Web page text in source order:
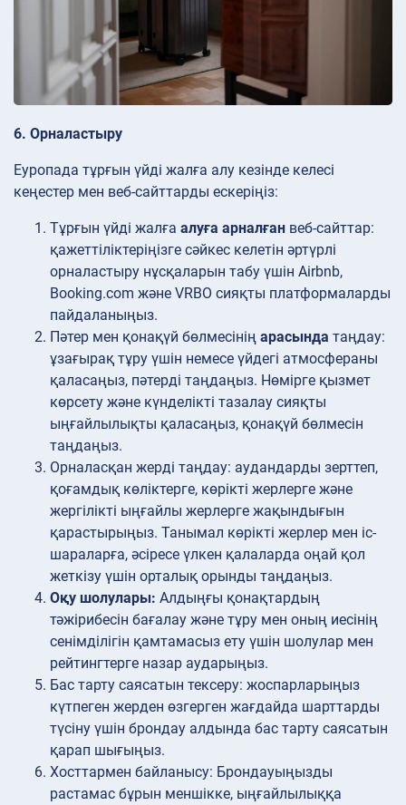
6. Орналастыру
Еуропада тұрғын үйді жалға алу кезінде келесі
кеңестер мен веб-сайттарды ескеріңіз:
Тұрғын үйді жалға алуға арналған веб-сайттар:
қажеттіліктеріңізге сәйкес келетін әртүрлі
орналастыру нұсқаларын табу үшін Airbnb,
Booking.com және VRBO сияқты платформаларды
пайдаланыңыз.
Пәтер мен қонақүй бөлмесінің арасында таңдау:
ұзағырақ тұру үшін немесе үйдегі атмосфераны
қаласаңыз, пәтерді таңдаңыз. Нөмірге қызмет
көрсету және күнделікті тазалау сияқты
ыңғайлылықты қаласаңыз, қонақүй бөлмесін
таңдаңыз.
Орналасқан жерді таңдау: аудандарды зерттеп,
қоғамдық көліктерге, көрікті жерлерге және
жергілікті ыңғайлы жерлерге жақындығын
қарастырыңыз. Танымал көрікті жерлер мен іс-
шараларға, әсіресе үлкен қалаларда оңай қол
жеткізу үшін орталық орынды таңдаңыз.
Оқу шолулары: Алдыңғы қонақтардың
тәжірибесін бағалау және тұру мен оның иесінің
сенімділігін қамтамасыз ету үшін шолулар мен
рейтингтерге назар аударыңыз.
Бас тарту саясатын тексеру: жоспарларыңыз
күтпеген жерден өзгерген жағдайда шарттарды
түсіну үшін брондау алдында бас тарту саясатын
қарап шығыңыз.
Хосттармен байланысу: Брондауыңызды
растамас бұрын меншікке, ыңғайлылыққа